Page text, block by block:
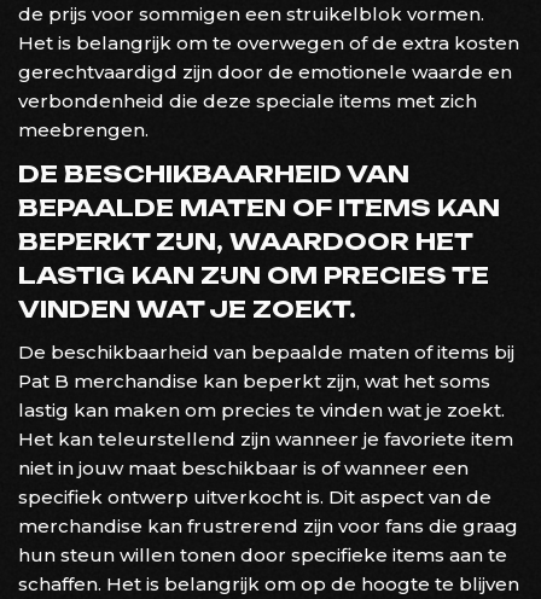
de prijs voor sommigen een struikelblok vormen.
Het is belangrijk om te overwegen of de extra kosten
gerechtvaardigd zijn door de emotionele waarde en
verbondenheid die deze speciale items met zich
meebrengen.
DE BESCHIKBAARHEID VAN
BEPAALDE MATEN OF ITEMS KAN
BEPERKT ZIJN, WAARDOOR HET
LASTIG KAN ZIJN OM PRECIES TE
VINDEN WAT JE ZOEKT.
De beschikbaarheid van bepaalde maten of items bij
Pat B merchandise kan beperkt zijn, wat het soms
lastig kan maken om precies te vinden wat je zoekt.
Het kan teleurstellend zijn wanneer je favoriete item
niet in jouw maat beschikbaar is of wanneer een
specifiek ontwerp uitverkocht is. Dit aspect van de
merchandise kan frustrerend zijn voor fans die graag
hun steun willen tonen door specifieke items aan te
schaffen. Het is belangrijk om op de hoogte te blijven